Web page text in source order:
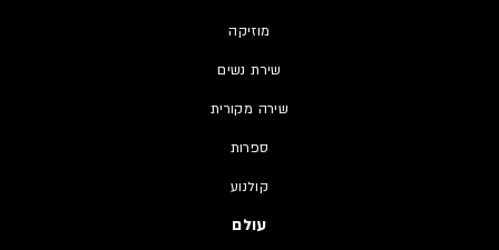
מוזיקה
שירת נשים
שירה מקורית
ספרות
קולנוע
עולם